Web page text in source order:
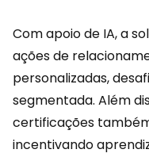
Com apoio de IA, a
ações de
personalizadas,
segmentada. Além
certificações
incentivando